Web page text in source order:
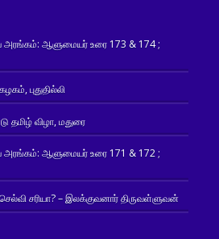
ஆளுமையர் உரை 173 & 174 ;
புதுதில்லி
தமிழ் விழா, மதுரை
ஆளுமையர் உரை 171 & 172 ;
சரியா? – இலக்குவனார் திருவள்ளுவன்